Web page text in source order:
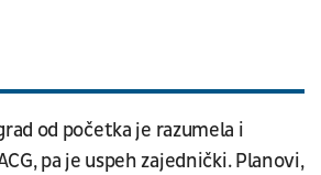
od početka je razumela i
pa je uspeh zajednički. Planovi,